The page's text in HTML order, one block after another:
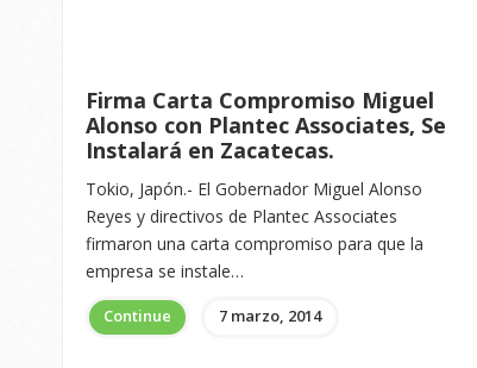
Firma Carta Compromiso Miguel
Alonso con Plantec Associates, Se
Instalará en Zacatecas.
Tokio, Japón.- El Gobernador Miguel Alonso
Reyes y directivos de Plantec Associates
firmaron una carta compromiso para que la
empresa se instale…
Continue 7 marzo, 2014